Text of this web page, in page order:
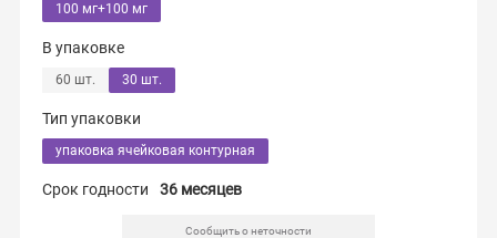
100 мг+100 мг
В упаковке
60 шт. 30 шт.
Тип упаковки
упаковка ячейковая контурная
Срок годности 36 месяцев
Сообщить о неточности